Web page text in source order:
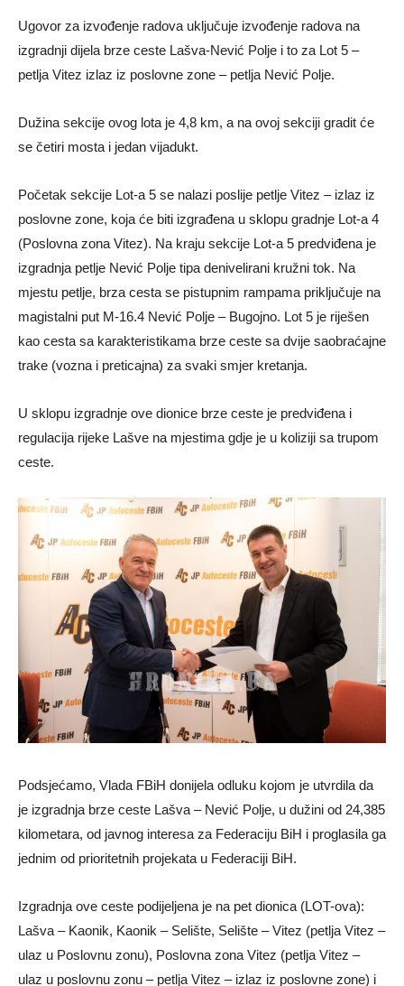
Ugovor za izvođenje radova uključuje izvođenje radova na
izgradnji dijela brze ceste Lašva-Nević Polje i to za Lot 5 –
petlja Vitez izlaz iz poslovne zone – petlja Nević Polje.
Dužina sekcije ovog lota je 4,8 km, a na ovoj sekciji gradit će
se četiri mosta i jedan vijadukt.
Početak sekcije Lot-a 5 se nalazi poslije petlje Vitez – izlaz iz
poslovne zone, koja će biti izgrađena u sklopu gradnje Lot-a 4
(Poslovna zona Vitez). Na kraju sekcije Lot-a 5 predviđena je
izgradnja petlje Nević Polje tipa denivelirani kružni tok. Na
mjestu petlje, brza cesta se pistupnim rampama priključuje na
magistalni put M-16.4 Nević Polje – Bugojno. Lot 5 je riješen
kao cesta sa karakteristikama brze ceste sa dvije saobraćajne
trake (vozna i preticajna) za svaki smjer kretanja.
U sklopu izgradnje ove dionice brze ceste je predviđena i
regulacija rijeke Lašve na mjestima gdje je u koliziji sa trupom
ceste.
Podsjećamo, Vlada FBiH donijela odluku kojom je utvrdila da
je izgradnja brze ceste Lašva – Nević Polje, u dužini od 24,385
kilometara, od javnog interesa za Federaciju BiH i proglasila ga
jednim od prioritetnih projekata u Federaciji BiH.
Izgradnja ove ceste podijeljena je na pet dionica (LOT-ova):
Lašva – Kaonik, Kaonik – Selište, Selište – Vitez (petlja Vitez –
ulaz u Poslovnu zonu), Poslovna zona Vitez (petlja Vitez –
ulaz u poslovnu zonu – petlja Vitez – izlaz iz poslovne zone) i